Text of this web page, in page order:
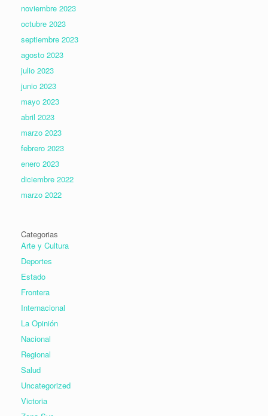
noviembre 2023
octubre 2023
septiembre 2023
agosto 2023
julio 2023
junio 2023
mayo 2023
abril 2023
marzo 2023
febrero 2023
enero 2023
diciembre 2022
marzo 2022
Categorias
Arte y Cultura
Deportes
Estado
Frontera
Internacional
La Opinión
Nacional
Regional
Salud
Uncategorized
Victoria